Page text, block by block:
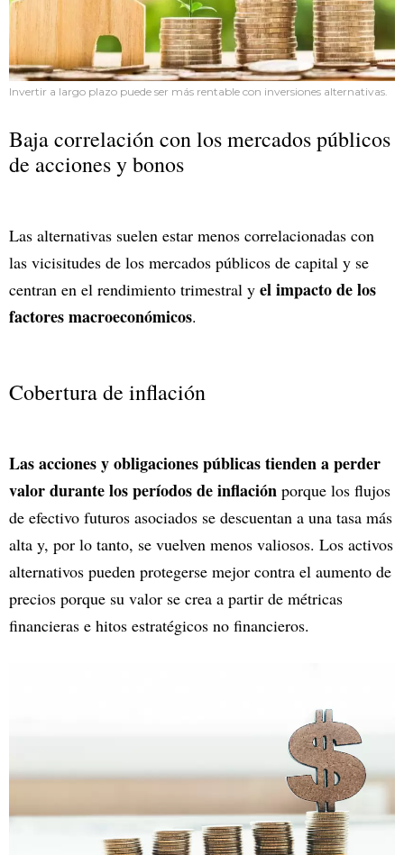
Invertir a largo plazo puede ser más rentable con inversiones alternativas.
Baja correlación con los mercados públicos
de acciones y bonos
Las alternativas suelen estar menos correlacionadas con
las vicisitudes de los mercados públicos de capital y se
centran en el rendimiento trimestral y el impacto de los
factores macroeconómicos.
Cobertura de inflación
Las acciones y obligaciones públicas tienden a perder
valor durante los períodos de inflación porque los flujos
de efectivo futuros asociados se descuentan a una tasa más
alta y, por lo tanto, se vuelven menos valiosos. Los activos
alternativos pueden protegerse mejor contra el aumento de
precios porque su valor se crea a partir de métricas
financieras e hitos estratégicos no financieros.